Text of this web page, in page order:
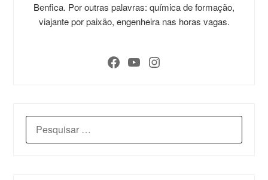
Benfica. Por outras palavras: química de formação,
viajante por paixão, engenheira nas horas vagas.